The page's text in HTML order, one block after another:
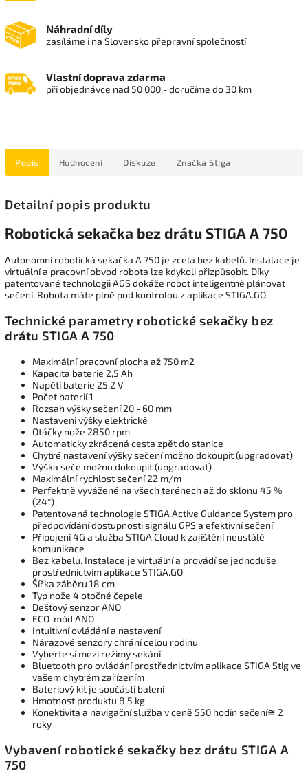
Náhradní díly
zasíláme i na Slovensko přepravní společností
Vlastní doprava zdarma
při objednávce nad 50 000,- doručíme do 30 km
Popis Hodnocení Diskuze Značka Stiga
Detailní popis produktu
Robotická sekačka bez drátu STIGA A 750
Autonomní robotická sekačka A 750 je zcela bez kabelů. Instalace je
virtuální a pracovní obvod robota lze kdykoli přizpůsobit. Díky
patentované technologii AGS dokáže robot inteligentně plánovat
sečení. Robota máte plně pod kontrolou z aplikace STIGA.GO.
Technické parametry robotické sekačky bez
drátu STIGA A 750
Maximální pracovní plocha až 750 m2
Kapacita baterie 2,5 Ah
Napětí baterie 25,2 V
Počet baterií 1
Rozsah výšky sečení 20 - 60 mm
Nastavení výšky elektrické
Otáčky nože 2850 rpm
Automaticky zkrácená cesta zpět do stanice
Chytré nastavení výšky sečení možno dokoupit (upgradovat)
Výška seče možno dokoupit (upgradovat)
Maximální rychlost sečení 22 m/m
Perfektně vyvážené na všech terénech až do sklonu 45 %
(24°)
Patentovaná technologie STIGA Active Guidance System pro
předpovídání dostupnosti signálu GPS a efektivní sečení
Připojení 4G a služba STIGA Cloud k zajištění neustálé
komunikace
Bez kabelu. Instalace je virtuální a provádí se jednoduše
prostřednictvím aplikace STIGA.GO
Šířka záběru 18 cm
Typ nože 4 otočné čepele
Dešťový senzor ANO
ECO-mód ANO
Intuitivní ovládání a nastavení
Nárazové senzory chrání celou rodinu
Vyberte si mezi režimy sekání
Bluetooth pro ovládání prostřednictvím aplikace STIGA Stig ve
vašem chytrém zařízením
Bateriový kit je součástí balení
Hmotnost produktu 8,5 kg
Konektivita a navigační služba v ceně 550 hodin sečení≅ 2
roky
Vybavení robotické sekačky bez drátu STIGA A
750